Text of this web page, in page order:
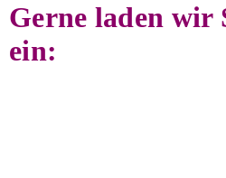
Gerne laden wir
ein: